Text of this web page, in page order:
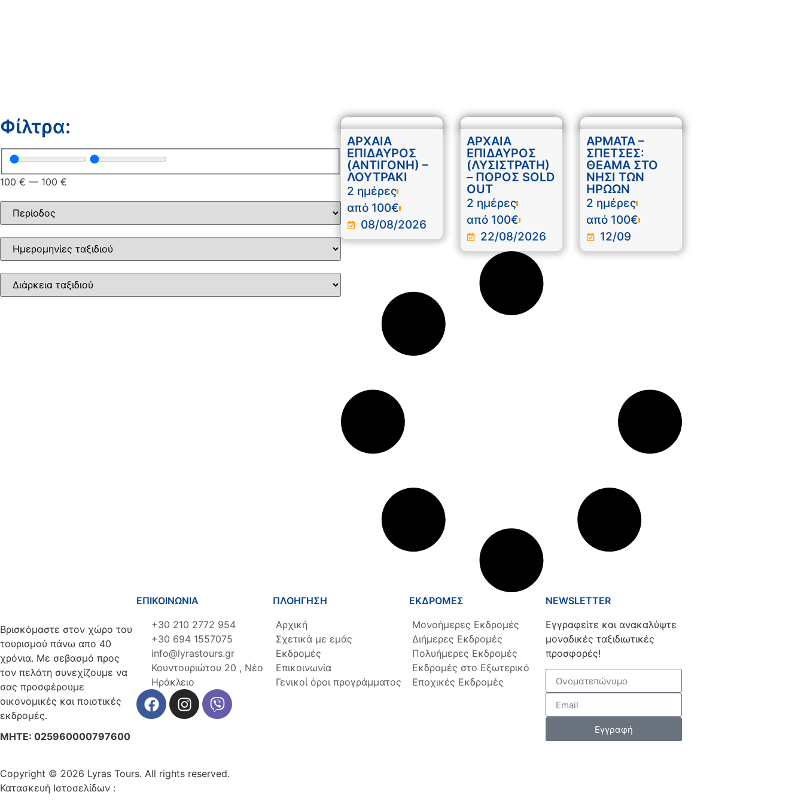
Φίλτρα:
100 € — 100 €
ΑΡΧΑΙΑ
ΕΠΙΔΑΥΡΟΣ
(ΑΝΤΙΓΟΝΗ) –
ΛΟΥΤΡΑΚΙ
2 ημέρες
από 100€
08/08/2026
ΑΡΧΑΙΑ
ΕΠΙΔΑΥΡΟΣ
(ΛΥΣΙΣΤΡΑΤΗ)
– ΠΟΡΟΣ SOLD
OUT
2 ημέρες
από 100€
22/08/2026
ΑΡΜΑΤΑ –
ΣΠΕΤΣΕΣ:
ΘΕΑΜΑ ΣΤΟ
ΝΗΣΙ ΤΩΝ
ΗΡΩΩΝ
2 ημέρες
από 100€
12/09
Βρισκόμαστε στον χώρο του
τουρισμού πάνω απο 40
χρόνια. Με σεβασμό προς
τον πελάτη συνεχίζουμε να
σας προσφέρουμε
οικονομικές και ποιοτικές
εκδρομές.
ΜΗΤΕ: 025960000797600
ΕΠΙΚΟΙΝΩΝΙΑ
+30 210 2772 954
+30 694 1557075
info@lyrastours.gr
Κουντουριώτου 20 , Νέο
Ηράκλειο
ΠΛΟΗΓΗΣΗ
Αρχική
Σχετικά με εμάς
Εκδρομές
Επικοινωνία
Γενικοί όροι προγράμματος
ΕΚΔΡΟΜΕΣ
Μονοήμερες Εκδρομές
Διήμερες Εκδρομές
Πολυήμερες Εκδρομές
Εκδρομές στο Εξωτερικό
Εποχικές Εκδρομές
NEWSLETTER
Εγγραφείτε και ανακαλύψτε
μοναδικές ταξιδιωτικές
προσφορές!
Εγγραφή
Copyright © 2026 Lyras Tours. All rights reserved.
Κατασκευή Ιστοσελίδων :